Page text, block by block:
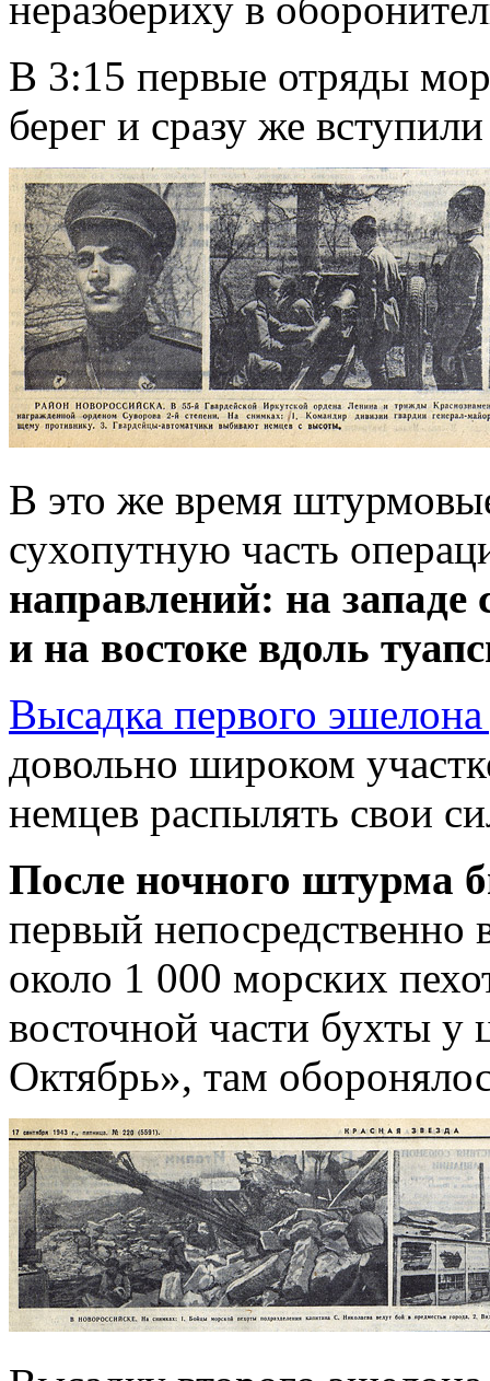
неразбериху в
В 3:15 первые отряды
берег и сразу же
В это же время
сухопутную часть
направлений: на
и на востоке вдоль
Высадка первого эшелона
довольно широком
немцев распылять свои
После ночного штурма
первый
около 1 000 морских
восточной части бухты у
Октябрь», там